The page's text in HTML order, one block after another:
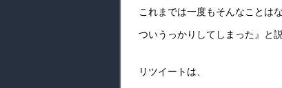
これまでは一度もそんなことは
ついうっかりしてしまった』と
リツイートは、